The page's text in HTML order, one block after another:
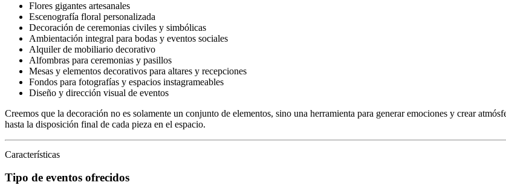
Flores gigantes artesanales
Escenografía floral personalizada
Decoración de ceremonias civiles y simbólicas
Ambientación integral para bodas y eventos sociales
Alquiler de mobiliario decorativo
Alfombras para ceremonias y pasillos
Mesas y elementos decorativos para altares y recepciones
Fondos para fotografías y espacios instagrameables
Diseño y dirección visual de eventos
Creemos que la decoración no es solamente un conjunto de elementos, sino una herramienta para generar emociones y crear
hasta la disposición final de cada pieza en el espacio.
Características
Tipo de eventos ofrecidos